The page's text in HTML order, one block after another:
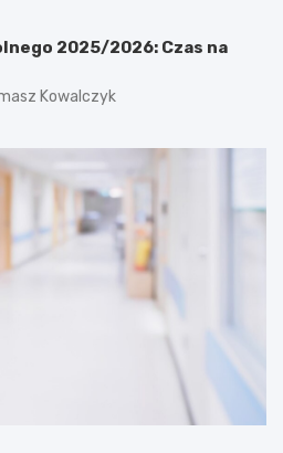
2025/2026: Czas na
Kowalczyk